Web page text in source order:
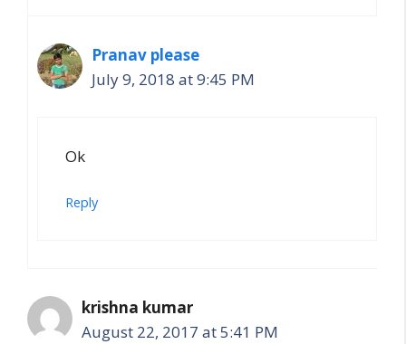
Pranav please
July 9, 2018 at 9:45 PM
Ok
Reply
krishna kumar
August 22, 2017 at 5:41 PM